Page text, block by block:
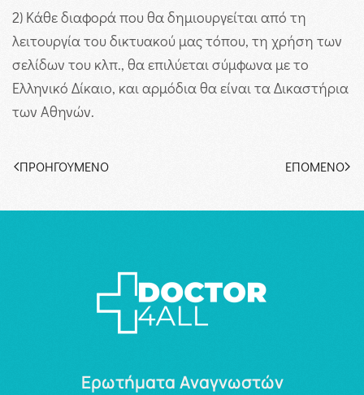
2) Κάθε διαφορά που θα δημιουργείται από τη
λειτουργία του δικτυακού μας τόπου, τη χρήση των
σελίδων του κλπ., θα επιλύεται σύμφωνα με το
Ελληνικό Δίκαιο, και αρμόδια θα είναι τα Δικαστήρια
των Αθηνών.
ΠΡΟΗΓΟΎΜΕΝΟ ΕΠΌΜΕΝΟ
Ερωτήματα Αναγνωστών